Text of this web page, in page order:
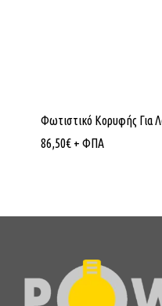
Φωτιστικό Κορυφής Για
86,50€ + ΦΠΑ